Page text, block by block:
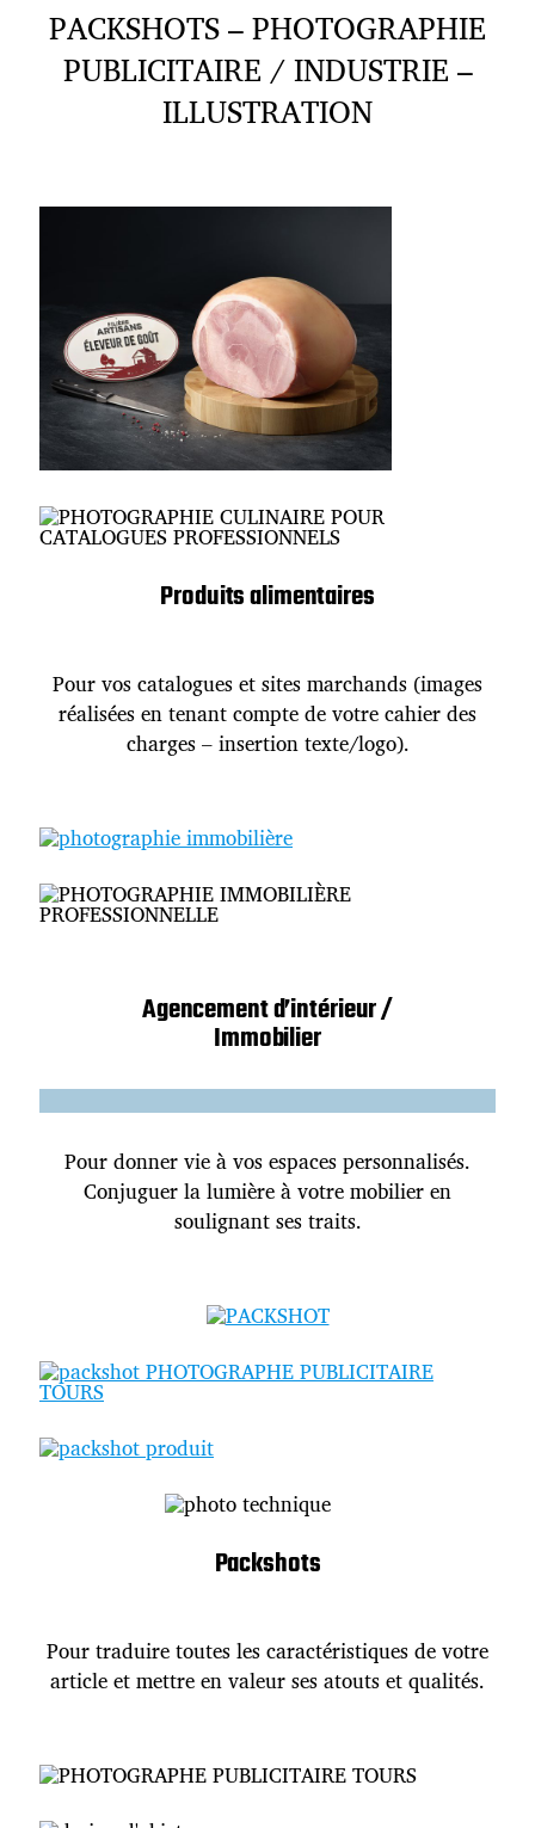
PACKSHOTS – PHOTOGRAPHIE
PUBLICITAIRE / INDUSTRIE –
ILLUSTRATION
Produits alimentaires
Pour vos catalogues et sites marchands (images
réalisées en tenant compte de votre cahier des
charges – insertion texte/logo).
Agencement d’intérieur /
Immobilier
Pour donner vie à vos espaces personnalisés.
Conjuguer la lumière à votre mobilier en
soulignant ses traits.
Packshots
Pour traduire toutes les caractéristiques de votre
article et mettre en valeur ses atouts et qualités.